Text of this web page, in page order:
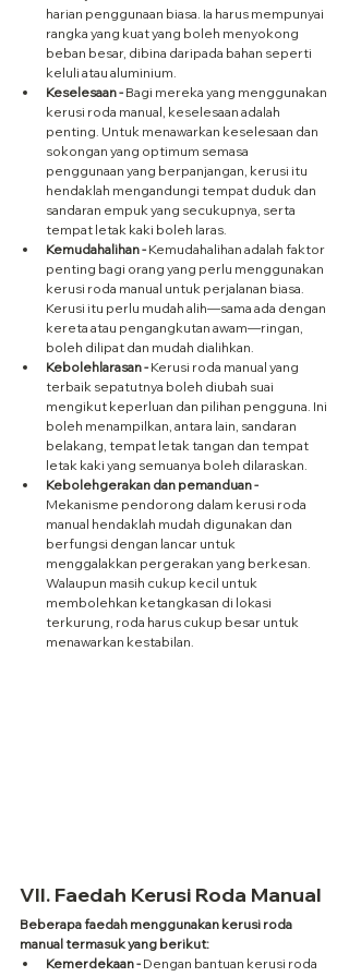
harian penggunaan biasa. Ia harus mempunyai
rangka yang kuat yang boleh menyokong
beban besar, dibina daripada bahan seperti
keluli atau aluminium.
Keselesaan - Bagi mereka yang menggunakan
kerusi roda manual, keselesaan adalah
penting. Untuk menawarkan keselesaan dan
sokongan yang optimum semasa
penggunaan yang berpanjangan, kerusi itu
hendaklah mengandungi tempat duduk dan
sandaran empuk yang secukupnya, serta
tempat letak kaki boleh laras.
Kemudahalihan- Kemudahalihan adalah faktor
penting bagi orang yang perlu menggunakan
kerusi roda manual untuk perjalanan biasa.
Kerusi itu perlu mudah alih—sama ada dengan
kereta atau pengangkutan awam—ringan,
boleh dilipat dan mudah dialihkan.
Kebolehlarasan - Kerusi roda manual yang
terbaik sepatutnya boleh diubah suai
mengikut keperluan dan pilihan pengguna. Ini
boleh menampilkan, antara lain, sandaran
belakang, tempat letak tangan dan tempat
letak kaki yang semuanya boleh dilaraskan.
Kebolehgerakan dan pemanduan -
Mekanisme pendorong dalam kerusi roda
manual hendaklah mudah digunakan dan
berfungsi dengan lancar untuk
menggalakkan pergerakan yang berkesan.
Walaupun masih cukup kecil untuk
membolehkan ketangkasan di lokasi
terkurung, roda harus cukup besar untuk
menawarkan kestabilan.
VII. Faedah Kerusi Roda Manual
Beberapa faedah menggunakan kerusi roda
manual termasuk yang berikut:
Kemerdekaan - Dengan bantuan kerusi roda